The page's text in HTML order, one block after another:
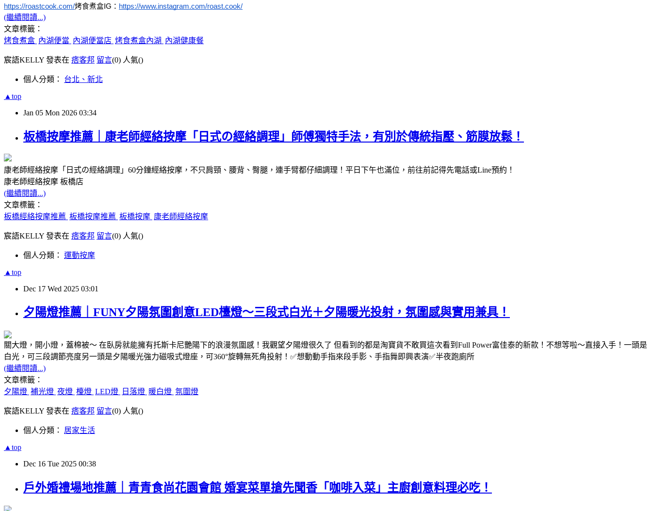
https://roastcook.com/烤食煮盒IG： https://www.instagram.com/roast.cook/
(繼續閱讀...)
文章標籤：
烤食煮盒 內湖便當 內湖便當店 烤食煮盒內湖 內湖健康餐
宸語KELLY 發表在 痞客邦 留言(0) 人氣()
個人分類： 台北、新北
▲top
Jan 05 Mon 2026 03:34
板橋按摩推薦｜康老師經絡按摩「日式の經絡調理」師傅獨特手法，有別於傳統指壓、筋膜放鬆！
康老師經絡按摩「日式の經絡調理」60分鐘經絡按摩，不只肩頸、腰背、臀腿，連手臂都仔細調理！平日下午也滿位，前往前記得先電話或Line預約！
康老師經絡按摩 板橋店
(繼續閱讀...)
文章標籤：
板橋經絡按摩推薦 板橋按摩推薦 板橋按摩 康老師經絡按摩
宸語KELLY 發表在 痞客邦 留言(0) 人氣()
個人分類： 運動按摩
▲top
Dec 17 Wed 2025 03:01
夕陽燈推薦｜FUNY夕陽氛圍創意LED檯燈～三段式白光＋夕陽暖光投射，氛圍感與實用兼具！
關大燈，開小燈，蓋棉被～ 在臥房就能擁有托斯卡尼艷陽下的浪漫氛圍感！我觀望夕陽燈很久了 但看到的都是淘寶貨不敢買這次看到Full Power富佳泰的新款！不想等啦～直接入手！一頭是
白光，可三段調節亮度另一頭是夕陽暖光強力磁吸式燈座，可360°旋轉無死角投射！✅想動動手指來段手影、手指舞即興表演✅半夜跑廁所
(繼續閱讀...)
文章標籤：
夕陽燈 補光燈 夜燈 檯燈 LED燈 日落燈 暖白燈 氛圍燈
宸語KELLY 發表在 痞客邦 留言(0) 人氣()
個人分類： 居家生活
▲top
Dec 16 Tue 2025 00:38
戶外婚禮場地推薦｜青青食尚花園會館 婚宴菜單搶先聞香「咖啡入菜」主廚創意料理必吃！